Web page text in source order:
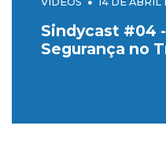
Sindycast #04
Segurança no